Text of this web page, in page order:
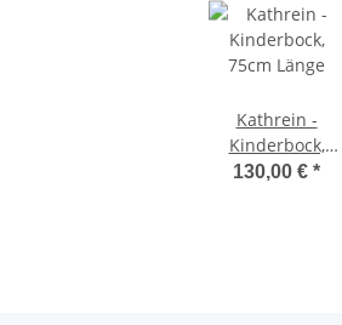
Kathrein -
Kinderbock,
75cm Länge
130,00 € *